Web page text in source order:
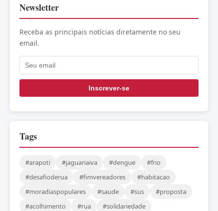
Newsletter
Receba as principais notícias diretamente no seu
email.
Inscrever-se
Tags
#arapoti #jaguariaiva #dengue
#frio
#desafioderua
#fimvereadores
#habitacao
#moradiaspopulares
#saude #sus
#proposta
#acolhimento
#rua
#solidariedade